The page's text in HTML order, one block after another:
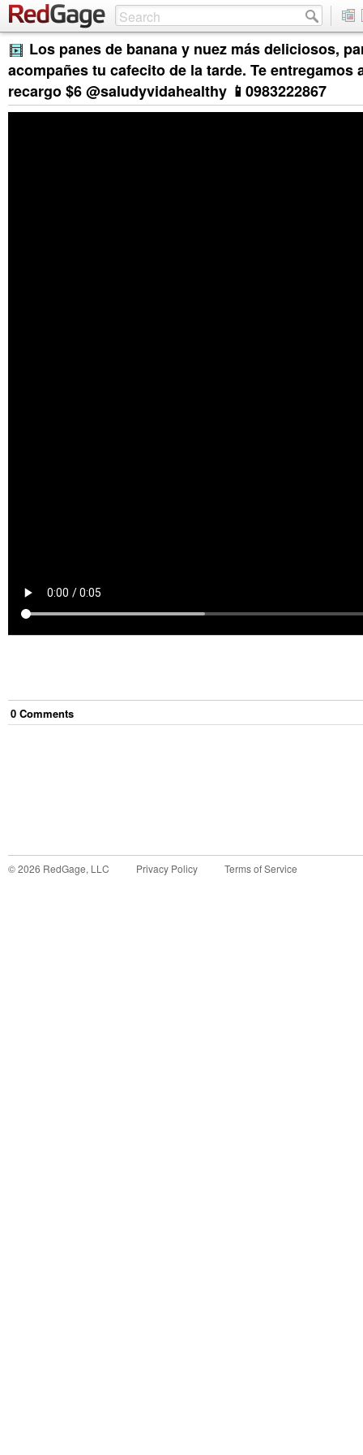
Los panes de banana y nuez más deliciosos,
acompañes tu cafecito de la tarde. Te entregamos
recargo $6 @saludyvidahealthy 📱0983222867
0 Comments
©2026 RedGage, LLC Privacy Policy Terms of Service